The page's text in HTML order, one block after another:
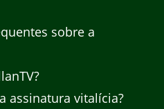
sobre a
assinatura vitalícia?